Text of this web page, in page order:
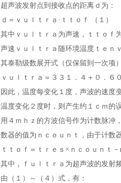
超声波发射点到接收点的距离ｄ为：
ｄ＝ｖｕｌｔｒａ·ｔｔｏｆ （１）
其中ｖｕｌｔｒａ为声速，ｔｔｏｆ
声速ｖｕｌｔｒａ随环境温度ｔｅｎ
其泰勒级数展开式（仅保留到一次项
ｖｕｌｔｒａ＝３３１．４＋０．
因此，温度每变化１度，声波的速度
温度变化２度时，则产生约１ｃｍ
用４ｍｈｚ的方波信号作为计数脉
数器的值为ｎｃｏｕｎｔ，由于计
ｔｔｏｆ＝ｔｒｅｓ×ｎｃｏｕｎｔ
其中，ｆｕｌｔｒａ为超声波的发射
由（１）～（４）式，有：